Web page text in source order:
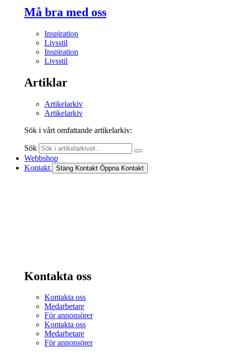
Må bra med oss
Inspiration
Livsstil
Inspiration
Livsstil
Artiklar
Artikelarkiv
Artikelarkiv
Sök i vårt omfattande artikelarkiv:
Sök
Webbshop
Kontakt
Stäng Kontakt Öppna Kontakt
Kontakta oss
Kontakta oss
Medarbetare
För annonsörer
Kontakta oss
Medarbetare
För annonsörer